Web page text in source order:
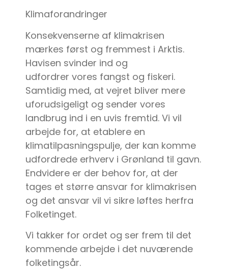
Klimaforandringer
Konsekvenserne af klimakrisen
mærkes først og fremmest i Arktis.
Havisen svinder ind og
udfordrer vores fangst og fiskeri.
Samtidig med, at vejret bliver mere
uforudsigeligt og sender vores
landbrug ind i en uvis fremtid. Vi vil
arbejde for, at etablere en
klimatilpasningspulje, der kan komme
udfordrede erhverv i Grønland til gavn.
Endvidere er der behov for, at der
tages et større ansvar for klimakrisen
og det ansvar vil vi sikre løftes herfra
Folketinget.
Vi takker for ordet og ser frem til det
kommende arbejde i det nuværende
folketingsår.